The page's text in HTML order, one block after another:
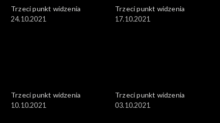
Trzeci punkt widzenia
24.10.2021
Trzeci punkt widzenia
17.10.2021
Trzeci punkt widzenia
10.10.2021
Trzeci punkt widzenia
03.10.2021